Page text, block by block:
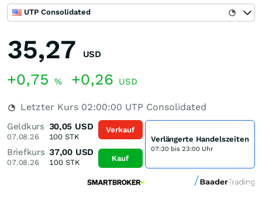
UTP Consolidated
35,27 USD
+0,75 % +0,26 USD
Letzter Kurs 02:00:00 UTP Consolidated
Geldkurs
07.08.26
30,05 USD
100 STK
Briefkurs
07.08.26
37,00 USD
100STK
Verkauf
Kauf
Verlängerte Handelszeiten
07:30 bis 23:00 Uhr